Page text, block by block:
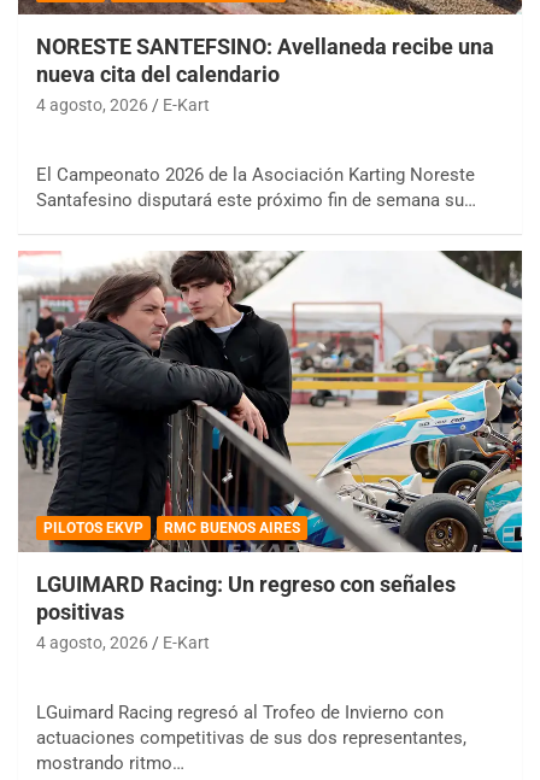
NORESTE SANTEFSINO: Avellaneda recibe una
nueva cita del calendario
4 agosto, 2026 E-Kart
El Campeonato 2026 de la Asociación Karting Noreste
Santafesino disputará este próximo fin de semana su…
PILOTOS EKVP RMC BUENOS AIRES
LGUIMARD Racing: Un regreso con señales
positivas
4 agosto, 2026 E-Kart
LGuimard Racing regresó al Trofeo de Invierno con
actuaciones competitivas de sus dos representantes,
mostrando ritmo…